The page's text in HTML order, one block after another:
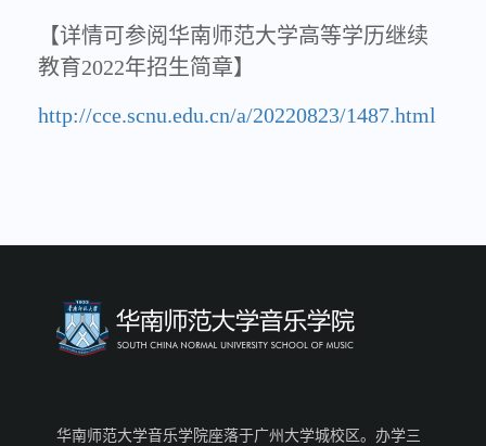
【详情可参阅华南师范大学高等学历继续
教育2022年招生简章】
http://cce.scnu.edu.cn/a/20220823/1487.html
华南师范大学音乐学院座落于广州大学城校区。办学三